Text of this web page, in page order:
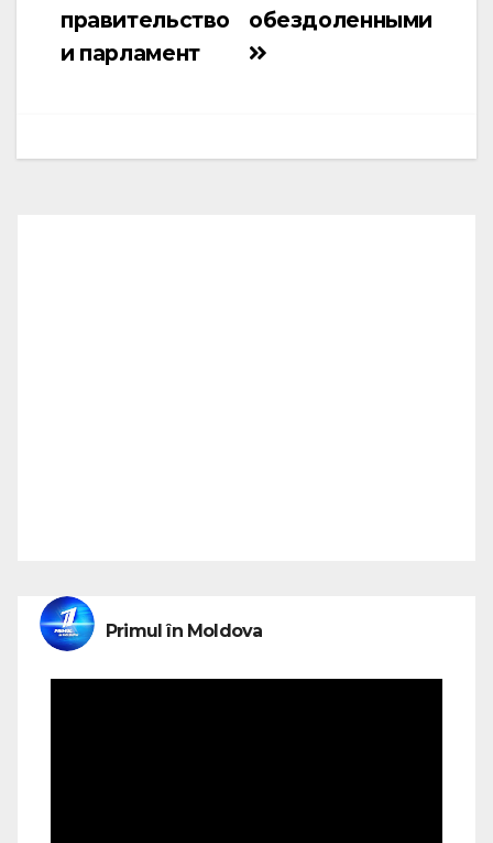
обездоленными
правительство
и парламент
Primul în Moldova